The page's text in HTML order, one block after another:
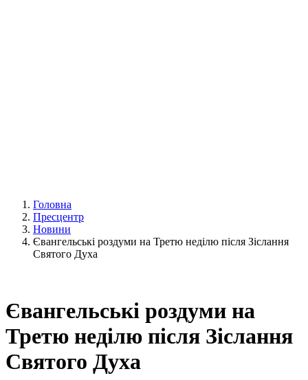
Головна
Пресцентр
Новини
Євангельські роздуми на Третю неділю після Зіслання
Святого Духа
Євангельські роздуми на
Третю неділю після Зіслання
Святого Духа